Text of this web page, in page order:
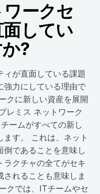
ークセ
してい
?
ィが直面している課題
強力にしている理由で
クに新しい資産を展開
レミス ネットワーク
ームがすべての新し
す。 これは、ネット
倒であることを意味し
ラクチャの全てがセキ
れることも意味しま
クでは、ITチームやセ